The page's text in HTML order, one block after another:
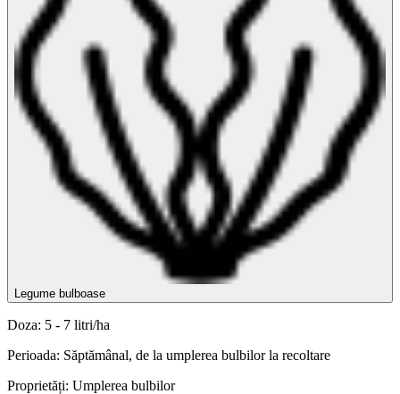
Legume bulboase
Doza: 5 - 7 litri/ha
Perioada: Săptămânal, de la umplerea bulbilor la recoltare
Proprietăți: Umplerea bulbilor